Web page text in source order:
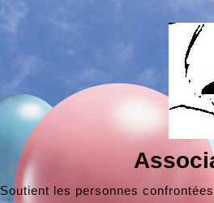
Soutient les personnes